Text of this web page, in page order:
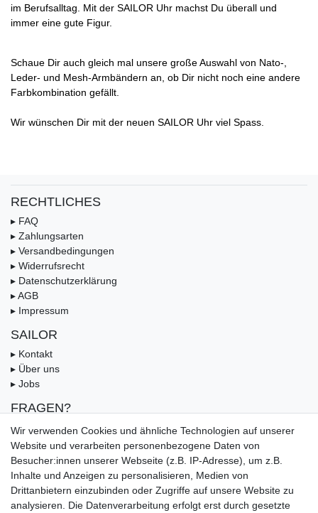
im Berufsalltag. Mit der SAILOR Uhr machst Du überall und
immer eine gute Figur.
Schaue Dir auch gleich mal unsere große Auswahl von Nato-,
Leder- und Mesh-Armbändern an, ob Dir nicht noch eine andere
Farbkombination gefällt.
Wir wünschen Dir mit der neuen SAILOR Uhr viel Spass.
RECHTLICHES
▸ FAQ
▸ Zahlungsarten
▸ Versandbedingungen
▸ Widerrufsrecht
▸ Datenschutzerklärung
▸ AGB
▸ Impressum
SAILOR
▸ Kontakt
▸ Über uns
▸ Jobs
FRAGEN?
▸ FAQ
▸ Zahlungsarten
▸ Versandbedingungen
▸ Gutschein
UNSERE ZAHLUNGSMÖGLICKEITEN
Wir verwenden Cookies und ähnliche Technologien auf unserer
Website und verarbeiten personenbezogene Daten von
Besucher:innen unserer Webseite (z.B. IP-Adresse), um z.B.
Inhalte und Anzeigen zu personalisieren, Medien von
Drittanbietern einzubinden oder Zugriffe auf unsere Website zu
analysieren. Die Datenverarbeitung erfolgt erst durch gesetzte